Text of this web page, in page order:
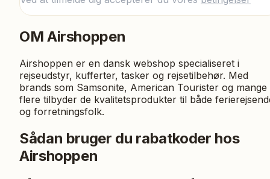
OM Airshoppen
Airshoppen er en dansk webshop specialiseret i
rejseudstyr, kufferter, tasker og rejsetilbehør. Med
brands som Samsonite, American Tourister og mange
flere tilbyder de kvalitetsprodukter til både
og forretningsfolk.
Sådan bruger du rabatkoder hos
Airshoppen